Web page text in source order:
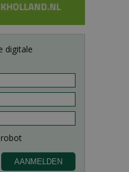
digitale